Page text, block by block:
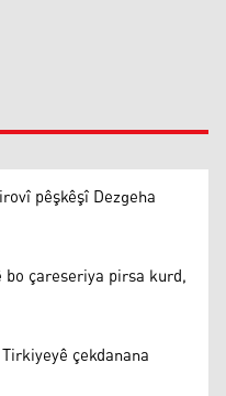
pêşkêşî Dezgeha
çareseriya pirsa kurd,
çekdanana